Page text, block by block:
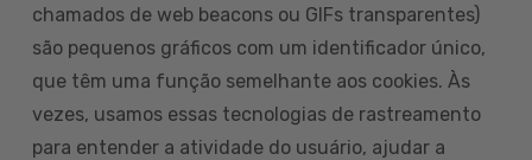
chamados de web beacons ou GIFs transparentes)
são pequenos gráficos com um identificador único,
que têm uma função semelhante aos cookies. Às
vezes, usamos essas tecnologias de rastreamento
para entender a atividade do usuário, ajudar a